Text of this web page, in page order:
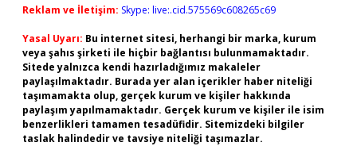
Reklam ve İletişim: Skype: live:.cid.575569c608265c69
Yasal Uyarı: Bu internet sitesi, herhangi bir marka, kurum
veya şahıs şirketi ile hiçbir bağlantısı bulunmamaktadır.
Sitede yalnızca kendi hazırladığımız makaleler
paylaşılmaktadır. Burada yer alan içerikler haber niteliği
taşımamakta olup, gerçek kurum ve kişiler hakkında
paylaşım yapılmamaktadır. Gerçek kurum ve kişiler ile isim
benzerlikleri tamamen tesadüfidir. Sitemizdeki bilgiler
taslak halindedir ve tavsiye niteliği taşımazlar.